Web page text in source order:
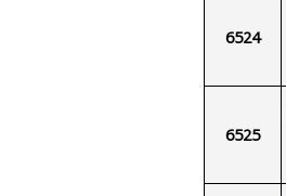
6524
6525